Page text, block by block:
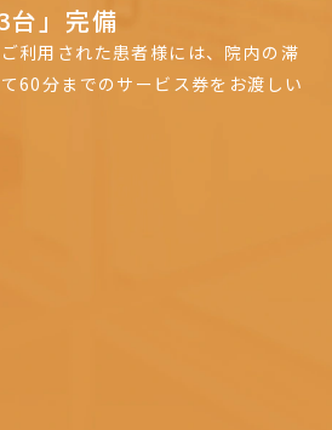
台」完備
利用された患者様には、 院内の滞
60分までのサービス券をお渡しい